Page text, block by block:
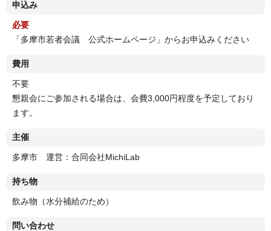
申込み
必要
「多摩市若者会議 公式ホームページ」からお申込みください
費用
不要
懇親会にご参加される場合は、会費3,000円程度を予定しており
ます。
主催
多摩市 運営：合同会社MichiLab
持ち物
飲み物（水分補給のため）
問い合わせ